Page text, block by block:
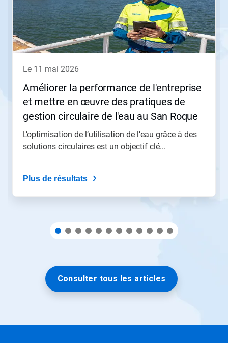
Utilisez
boutons
Page
suivante
Page
précédente
naviguer,
passez
diapo
le 11 mai 2026
Améliorer la performance de l'entreprise
et mettre en œuvre des pratiques de
gestion circulaire de l'eau au San Roque
Energy Park de Moeve
L’optimisation de l’utilisation de l’eau grâce à des
solutions circulaires est un objectif clé...
Plus de résultats
Consulter tous les articles